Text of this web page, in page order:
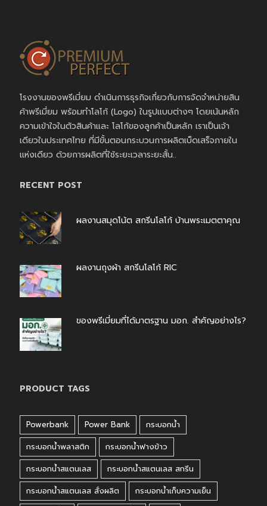
โรงงานของพรีเมี่ยม ดำเนินการธุรกิจเกี่ยวกับการจัดจำหน่ายสิน
ค้าพรีเมี่ยม พร้อมทำโลโก้ (Logo) ในรูปแบบต่างๆ โดยเน้นหลัก
ความเข้าใจในตัวสินค้าและ โลโก้ของลูกค้าเป็นหลัก เราเป็นเจ้า
เดียวในประเทศไทย ที่มีขั้นตอนกระบวนการผลิตเบ็ดเสร็จภายใน
แห่งเดียว ด้วยการผลิตที่ใช้ระยะเวลาระยะสั้น..
RECENT POST
ผลงานสมุดโน้ต สกรีนโลโก้ บ้านพระเมตตาคุณ
ผลงานถุงผ้า สกรีนโลโก้ RIC
ของพรีเมี่ยมที่ได้มาตรฐาน มอก. สำคัญอย่างไร?
PRODUCT TAGS
Powerbank Power Bank
กระบอกน้ำ
กระบอกน้ำพลาสติก
กระบอกน้ำฟางข้าว
กระบอกน้ำสแตนเลส
กระบอกน้ำสแตนเลส สกรีน
กระบอกน้ำสแตนเลส สั่งผลิต
กระบอกน้ำเก็บความเย็น